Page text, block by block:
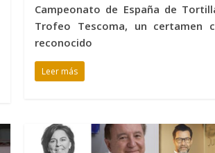
Campeonato de España de
Trofeo Tescoma, un certamen
reconocido
Leer más